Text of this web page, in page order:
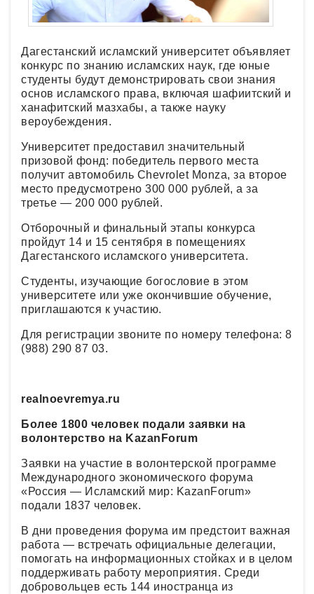
Дагестанский исламский университет объявляет
конкурс по знанию исламских наук, где юные
студенты будут демонстрировать свои знания
основ исламского права, включая шафиитский и
ханафитский мазхабы, а также науку
вероубеждения.
Университет предоставил значительный
призовой фонд: победитель первого места
получит автомобиль Chevrolet Monza, за второе
место предусмотрено 300 000 рублей, а за
третье — 200 000 рублей.
Отборочный и финальный этапы конкурса
пройдут 14 и 15 сентября в помещениях
Дагестанского исламского университета.
Студенты, изучающие богословие в этом
университете или уже окончившие обучение,
приглашаются к участию.
Для регистрации звоните по номеру телефона: 8
(988) 290 87 03.
realnoevremya.ru
Более 1800 человек подали заявки на
волонтерство на KazanForum
Заявки на участие в волонтерской программе
Международного экономического форума
«Россия — Исламский мир: KazanForum»
подали 1837 человек.
В дни проведения форума им предстоит важная
работа — встречать официальные делегации,
помогать на информационных стойках и в целом
поддерживать работу мероприятия. Среди
добровольцев есть 144 иностранца из